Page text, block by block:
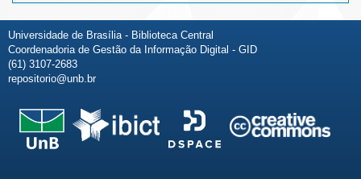
Universidade de Brasília - Biblioteca Central
Coordenadoria de Gestão da Informação Digital - GID
(61) 3107-2683
repositorio@unb.br